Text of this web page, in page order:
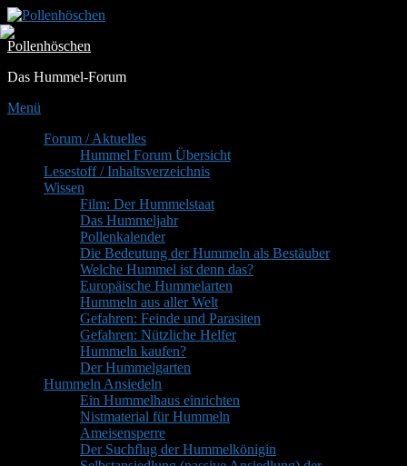
Zum
Inhalt
springen
Pollenhöschen
Das Hummel-Forum
Menü
PrimäresForum / Aktuelles
Hummel Forum Übersicht
Lesestoff / Inhaltsverzeichnis
Wissen
Film: Der Hummelstaat
Das Hummeljahr
Pollenkalender
Die Bedeutung der Hummeln als Bestäuber
Welche Hummel ist denn das?
Europäische Hummelarten
Hummeln aus aller Welt
Gefahren: Feinde und Parasiten
Gefahren: Nützliche Helfer
Hummeln kaufen?
Der Hummelgarten
Hummeln Ansiedeln
Ein Hummelhaus einrichten
Nistmaterial für Hummeln
Ameisensperre
Der Suchflug der Hummelkönigin